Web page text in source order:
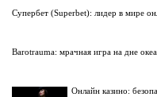
Супербет (Superbet): лидер в мире
Barotrauma: мрачная игра на дне
Онлайн казино: